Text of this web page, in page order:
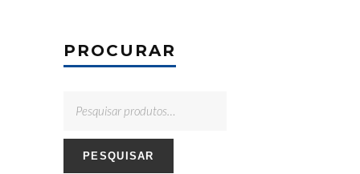
PROCURAR
PESQUISAR